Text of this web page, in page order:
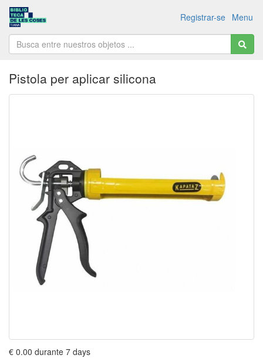
Menu
Registrar-se
Pistola per aplicar silicona
€ 0.00 durante 7 days